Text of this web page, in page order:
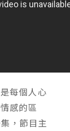
每個人心
感的區
，節目主